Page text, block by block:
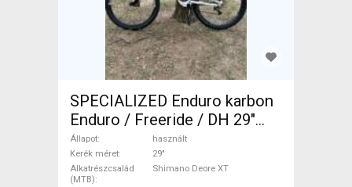
SPECIALIZED Enduro karbon
Enduro / Freeride / DH 29"
Shimano Deore XT használt
ELADÓ
Állapot
használt
Kerék méret
29"
Alkatrészcsalád
(MTB)
Shimano Deore XT